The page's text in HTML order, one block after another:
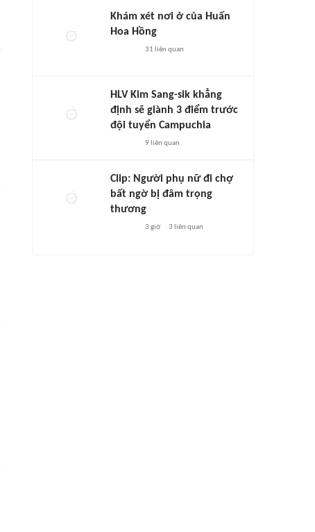
Khám xét nơi ở của Huấn
Hoa Hồng
31 liên quan
HLV Kim Sang-sik khẳng
định sẽ giành 3 điểm trước
đội tuyển Campuchia
9 liên quan
Clip: Người phụ nữ đi chợ
bất ngờ bị đâm trọng
thương
3 giờ 3 liên quan